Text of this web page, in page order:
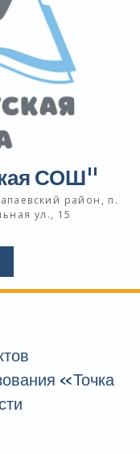
СОШ"
район, п.
ул., 15
«Точка